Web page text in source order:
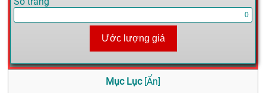
Ước lượng giá
Mục Lục [Ẩn]